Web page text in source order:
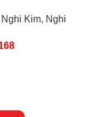
Nghi Kim, Nghi